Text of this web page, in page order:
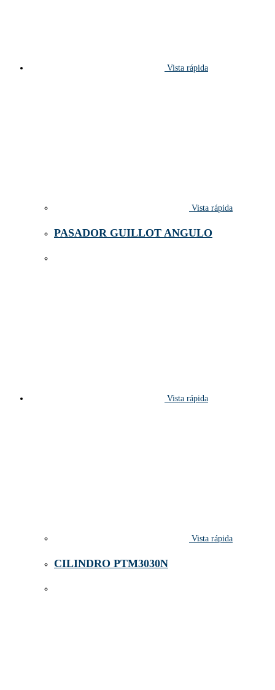
Vista rápida
Vista rápida
PASADOR GUILLOT ANGULO
Vista rápida
Vista rápida
CILINDRO PTM3030N